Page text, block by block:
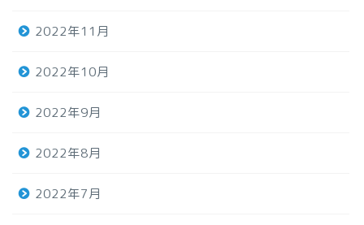
2022年11月
2022年10月
2022年9月
2022年8月
2022年7月